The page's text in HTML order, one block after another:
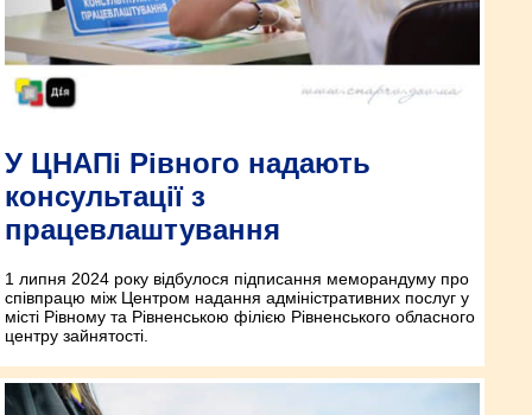
У ЦНАПі Рівного надають
консультації з
працевлаштування
1 липня 2024 року відбулося підписання меморандуму про
співпрацю між Центром надання адміністративних послуг у
місті Рівному та Рівненською філією Рівненського обласного
центру зайнятості.